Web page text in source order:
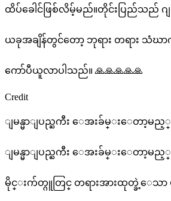
ထိပ်ခေါင်ဖြစ်လိမ့်မည်။တိုင်းပြည်သည် ဂ
ယခုအချိန်တွင်တော့ ဘုရား တရား သံဃာ
ကော်ပီယူလာပါသည်။ 🙏🙏🙏🙏🙏
Credit
ျမန္မာျပည္ႀကီး ေအးခ်မ္းေတာ့မ
ျမန္မာျပည္ႀကီး ေအးခ်မ္းေတာ့မ
မိုင္းက်တ္ဂူတြင္ တရားအားထုတ္ခဲ့ေသာ